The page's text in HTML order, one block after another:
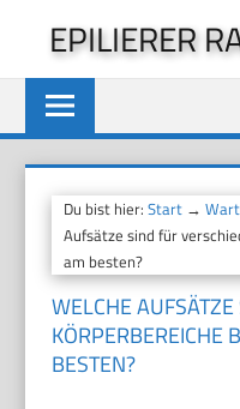
springen
EPILIERER
Du bist hier:Start →
Aufsätze sind für
am besten?
WELCHE
KÖRPERBEREICHE
BESTEN?